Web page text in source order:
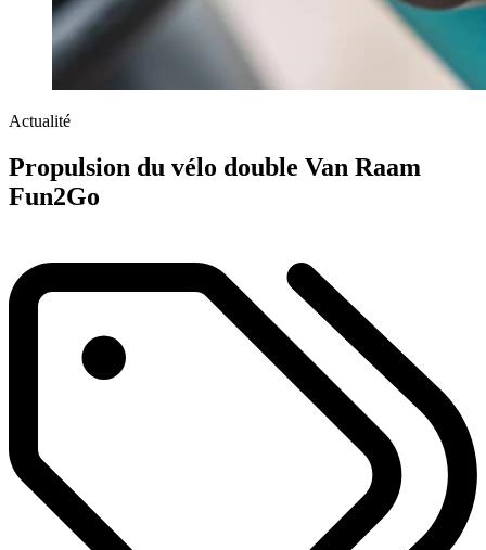
Actualité
Propulsion du vélo double Van Raam
Fun2Go